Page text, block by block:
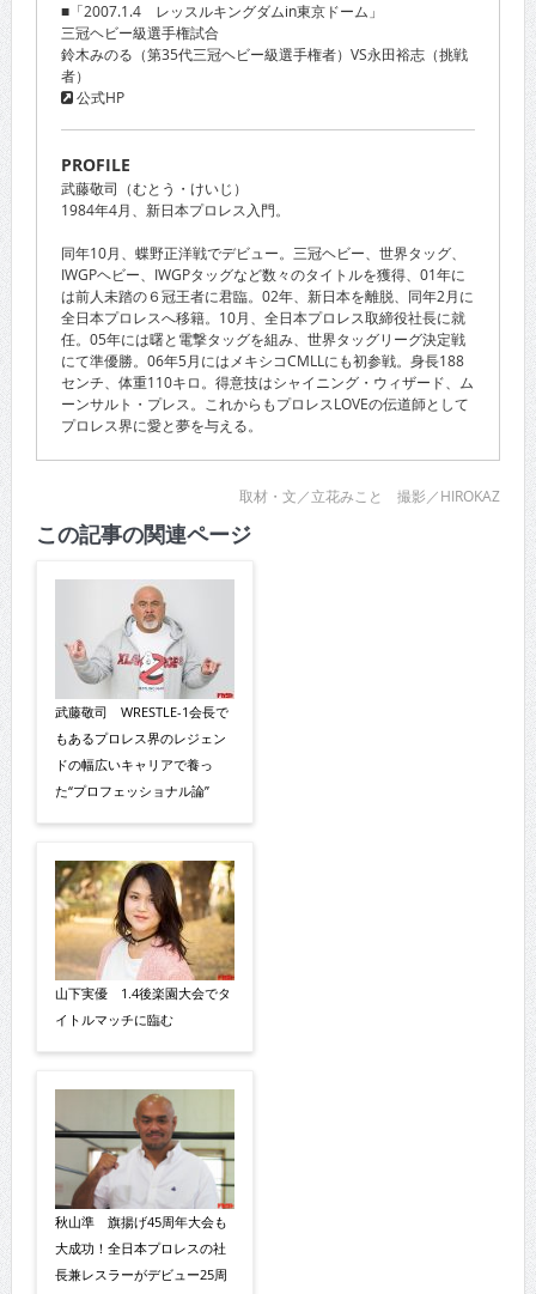
■「2007.1.4 レッスルキングダムin東京ドーム」
三冠ヘビー級選手権試合
鈴木みのる（第35代三冠ヘビー級選手権者）VS永田裕志（挑戦
者）
公式HP
PROFILE
武藤敬司（むとう・けいじ）
1984年4月、新日本プロレス入門。
同年10月、蝶野正洋戦でデビュー。三冠ヘビー、世界タッグ、
IWGPヘビー、IWGPタッグなど数々のタイトルを獲得、01年に
は前人未踏の６冠王者に君臨。02年、新日本を離脱、同年2月に
全日本プロレスへ移籍。10月、全日本プロレス取締役社長に就
任。05年には曙と電撃タッグを組み、世界タッグリーグ決定戦
にて準優勝。06年5月にはメキシコCMLLにも初参戦。身長188
センチ、体重110キロ。得意技はシャイニング・ウィザード、ム
ーンサルト・プレス。これからもプロレスLOVEの伝道師として
プロレス界に愛と夢を与える。
取材・文／立花みこと 撮影／HIROKAZ
この記事の関連ページ
武藤敬司 WRESTLE-1会長で
もあるプロレス界のレジェン
ドの幅広いキャリアで養っ
た“プロフェッショナル論”
山下実優 1.4後楽園大会でタ
イトルマッチに臨む
秋山準 旗揚げ45周年大会も
大成功！全日本プロレスの社
長兼レスラーがデビュー25周